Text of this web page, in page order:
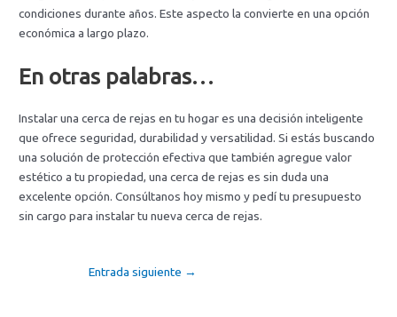
condiciones durante años. Este aspecto la convierte en una opción
económica a largo plazo.
En otras palabras…
Instalar una cerca de rejas en tu hogar es una decisión inteligente
que ofrece seguridad, durabilidad y versatilidad. Si estás buscando
una solución de protección efectiva que también agregue valor
estético a tu propiedad, una cerca de rejas es sin duda una
excelente opción. Consúltanos hoy mismo y pedí tu presupuesto
sin cargo para instalar tu nueva cerca de rejas.
Entrada siguiente →